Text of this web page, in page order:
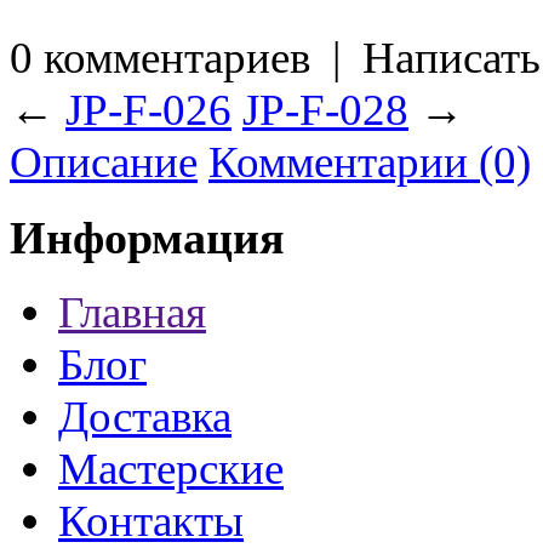
0 комментариев |
← JP-F-026 JP-F-028 →
Описание Комментарии (0)
Информация
Главная
Блог
Доставка
Мастерские
Контакты